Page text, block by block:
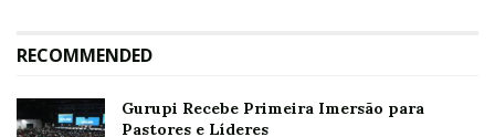
RECOMMENDED
Gurupi Recebe Primeira Imersão para
Pastores e Líderes